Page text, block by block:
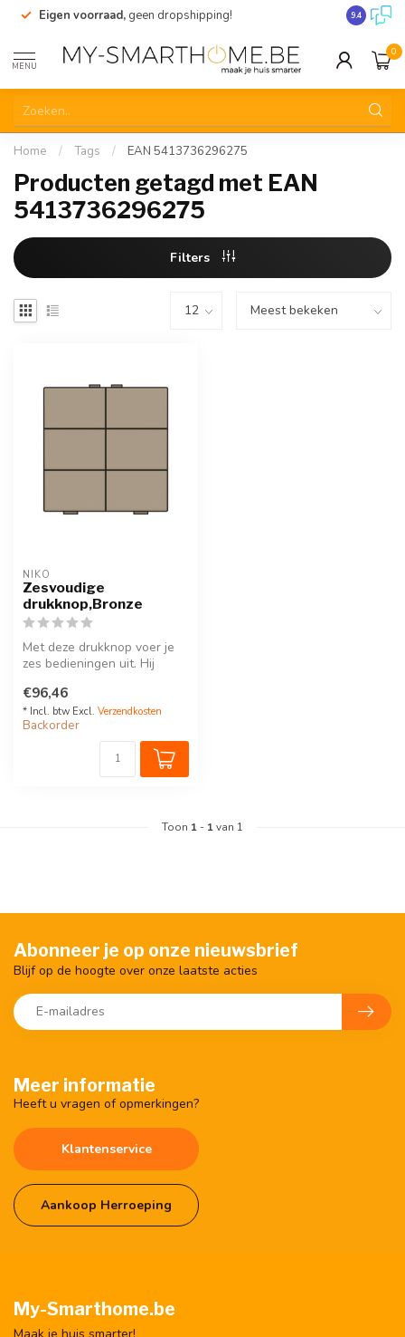
Eigen voorraad, geen dropshipping! 9.4
MENU
0
Home / Tags / EAN 5413736296275
Producten getagd met EAN
5413736296275
Filters
NIKO
Zesvoudige
drukknop,Bronze
Met deze drukknop voer je
zes bedieningen uit. Hij
d...
€96,46
* Incl. btw Excl. Verzendkosten
Backorder
Toon 1 - 1van 1
Meer informatie
Heeft u vragen of opmerkingen?
Klantenservice
Aankoop Herroeping
Abonneer je op onze nieuwsbrief
Blijf op de hoogte over onze laatste acties
My-Smarthome.be
Maak je huis smarter!